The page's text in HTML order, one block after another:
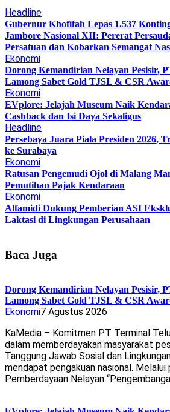
Headline
Gubernur Khofifah Lepas 1.537
Jambore Nasional XII: Pererat
Persatuan dan Kobarkan Semangat
Ekonomi
Dorong Kemandirian Nelayan Pesisir,
Lamong Sabet Gold TJSL & CSR
Ekonomi
EVplore: Jelajah Museum Naik
Cashback dan Isi Daya Sekaligus
Headline
Persebaya Juara Piala Presiden 2026,
ke Surabaya
Ekonomi
Ratusan Pengemudi Ojol di Malang
Pemutihan Pajak Kendaraan
Ekonomi
Alfamidi Dukung Pemberian ASI
Laktasi di Lingkungan Perusahaan
Baca Juga
Dorong Kemandirian Nelayan Pesisir,
Lamong Sabet Gold TJSL & CSR
Ekonomi7 Agustus 2026
KaMedia – Komitmen PT Terminal
dalam memberdayakan masyarakat
Tanggung Jawab Sosial dan
mendapat pengakuan nasional. Melalui
Pemberdayaan Nelayan